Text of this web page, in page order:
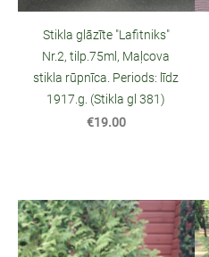
Stikla glāzīte "Lafitniks"
Nr.2, tilp.75ml, Maļcova
stikla rūpnīca. Periods: līdz
1917.g. (Stikla gl 381)
€19.00